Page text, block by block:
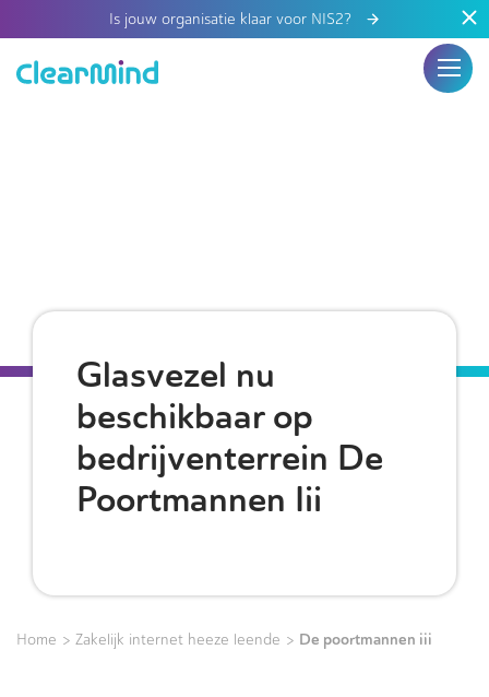
Is jouw organisatie klaar voor NIS2?
Glasvezel nu
beschikbaar op
bedrijventerrein De
Poortmannen Iii
Home > Zakelijk internet heeze leende > De poortmannen iii